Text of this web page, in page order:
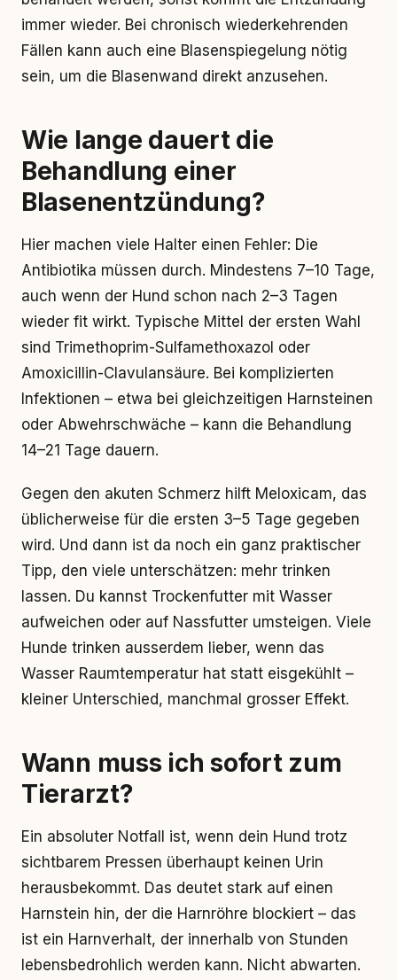
immer wieder. Bei chronisch wiederkehrenden
Fällen kann auch eine Blasenspiegelung nötig
sein, um die Blasenwand direkt anzusehen.
Wie lange dauert die
Behandlung einer
Blasenentzündung?
Hier machen viele Halter einen Fehler: Die
Antibiotika müssen durch. Mindestens 7–10 Tage,
auch wenn der Hund schon nach 2–3 Tagen
wieder fit wirkt. Typische Mittel der ersten Wahl
sind Trimethoprim-Sulfamethoxazol oder
Amoxicillin-Clavulansäure. Bei komplizierten
Infektionen – etwa bei gleichzeitigen Harnsteinen
oder Abwehrschwäche – kann die Behandlung
14–21 Tage dauern.
Gegen den akuten Schmerz hilft Meloxicam, das
üblicherweise für die ersten 3–5 Tage gegeben
wird. Und dann ist da noch ein ganz praktischer
Tipp, den viele unterschätzen: mehr trinken
lassen. Du kannst Trockenfutter mit Wasser
aufweichen oder auf Nassfutter umsteigen. Viele
Hunde trinken ausserdem lieber, wenn das
Wasser Raumtemperatur hat statt eisgekühlt –
kleiner Unterschied, manchmal grosser Effekt.
Wann muss ich sofort zum
Tierarzt?
Ein absoluter Notfall ist, wenn dein Hund trotz
sichtbarem Pressen überhaupt keinen Urin
herausbekommt. Das deutet stark auf einen
Harnstein hin, der die Harnröhre blockiert – das
ist ein Harnverhalt, der innerhalb von Stunden
lebensbedrohlich werden kann. Nicht abwarten.